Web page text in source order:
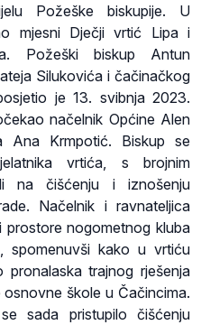
Požeške biskupije. U
mjesni Dječji vrtić Lipa i
Požeški biskup Antun
Silukovića i čačinačkog
je 13. svibnja 2023.
načelnik Općine Alen
Ana Krmpotić. Biskup se
vrtića, s brojnim
na čišćenju i iznošenju
Načelnik i ravnateljica
nogometnog kluba
spomenuvši kako u vrtiću
trajnog rješenja
škole u Čačincima.
sada pristupilo čišćenju